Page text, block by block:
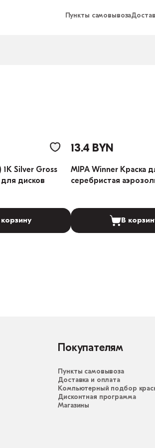
Пункты самовывоза
1К Silver Gross
для дисков
корзину
13.4 BYN
MIPA Winner Краска
серебристая
В
Покупателям
Пункты самовывоза
Доставка и оплата
Компьютерный подбор
Дисконтная программа
Магазины